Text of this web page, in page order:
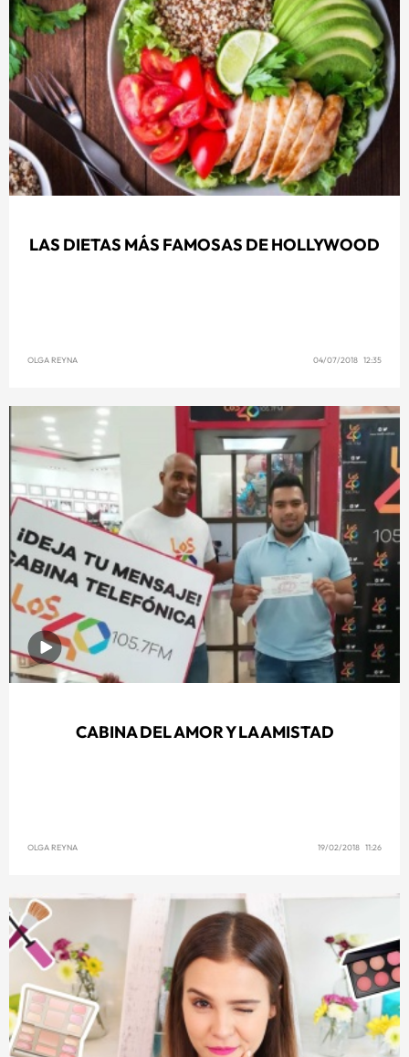
LAS DIETAS MÁS FAMOSAS DE HOLLYWOOD
OLGA REYNA 04/07/2018 12:35
CABINA DEL AMOR Y LA AMISTAD
OLGA REYNA 19/02/2018 11:26